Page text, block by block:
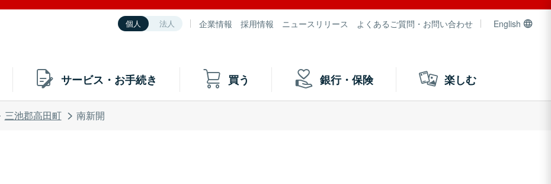
個人 法人 企業情報 採用情報 ニュースリリース よくあるご質問・お問い合わせ English
サービス・お手続き 買う 銀行・保険 楽しむ
三池郡高田町 南新開